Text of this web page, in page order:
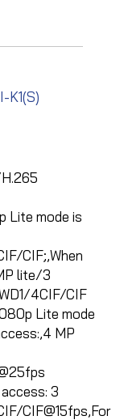
K1(S)
Lite mode is
CIF;,When
lite/3
4CIF/CIF
Lite mode
MP
3
CIF@15fps,For